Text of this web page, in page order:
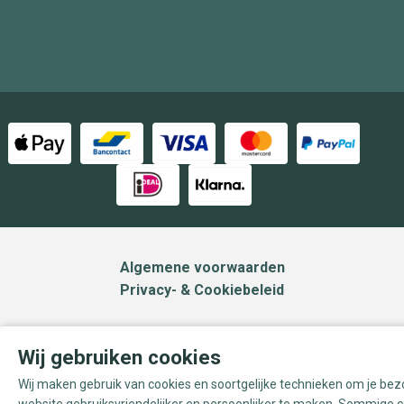
Algemene voorwaarden
Privacy- & Cookiebeleid
Wij gebruiken cookies
Wij maken gebruik van cookies en soortgelijke technieken om je